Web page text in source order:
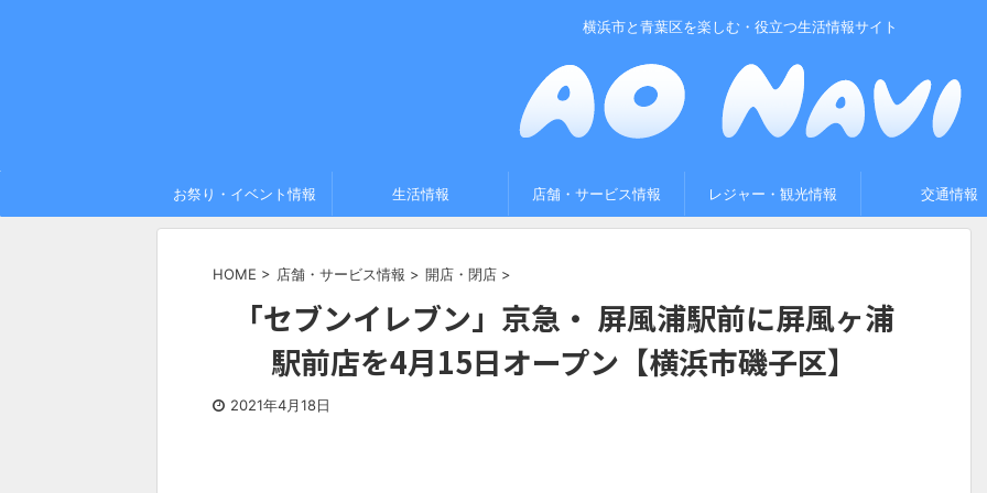
横浜市と青葉区を楽しむ・役立つ生活情報サイト
お祭り・イベント情報 生活情報 店舗・サービス情報 レジャー・観光情報 交通情報
HOME > 店舗・サービス情報 > 開店・閉店 >
「セブンイレブン」京急・ 屏風浦駅前に屏風ヶ浦
駅前店を4月15日オープン【横浜市磯子区】
2021年4月18日